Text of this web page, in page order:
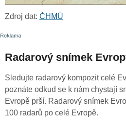
Zdroj dat: ČHMÚ
Radarový snímek
Sledujte radarový kompozit celé
poznáte odkud se k nám chystají
Evropě prší. Radarový snímek
100 radarů po celé Evropě.